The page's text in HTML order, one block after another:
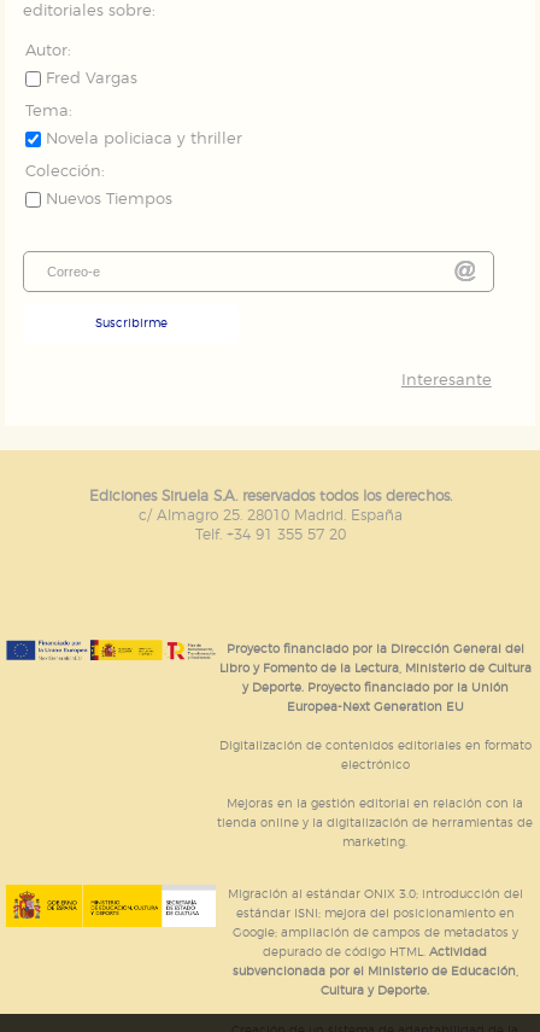
editoriales sobre:
Autor:
Fred Vargas
Tema:
Novela policiaca y thriller
Colección:
Nuevos Tiempos
Suscribirme
Interesante
Ediciones Siruela S.A. reservados todos los derechos.
c/ Almagro 25. 28010 Madrid. España
Telf. +34 91 355 57 20
Proyecto financiado por la Dirección General del
Libro y Fomento de la Lectura, Ministerio de Cultura
y Deporte. Proyecto financiado por la Unión
Europea-Next Generation EU
Digitalización de contenidos editoriales en formato
electrónico
Mejoras en la gestión editorial en relación con la
tienda online y la digitalización de herramientas de
marketing.
Migración al estándar ONIX 3.0; introducción del
estándar ISNI; mejora del posicionamiento en
Google; ampliación de campos de metadatos y
depurado de código HTML.Actividad
subvencionada por el Ministerio de Educación,
Cultura y Deporte.